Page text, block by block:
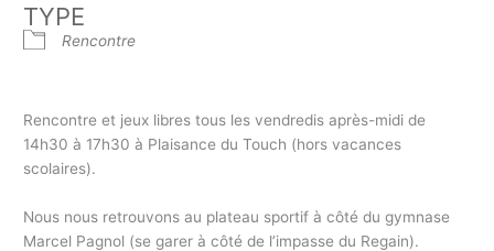
TYPE
Rencontre
Rencontre et jeux libres tous les vendredis après-midi de
14h30 à 17h30 à Plaisance du Touch (hors vacances
scolaires).
Nous nous retrouvons au plateau sportif à côté du gymnase
Marcel Pagnol (se garer à côté de l’impasse du Regain).